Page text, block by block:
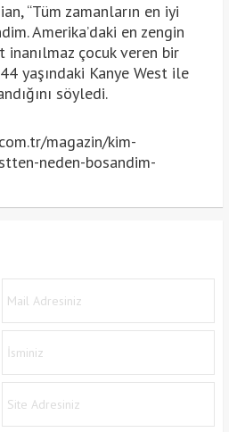
“Tüm zamanların en iyi
Amerika’daki en zengin
inanılmaz çocuk veren bir
yaşındaki Kanye West ile
söyledi.
magazin/kim-
neden-bosandim-